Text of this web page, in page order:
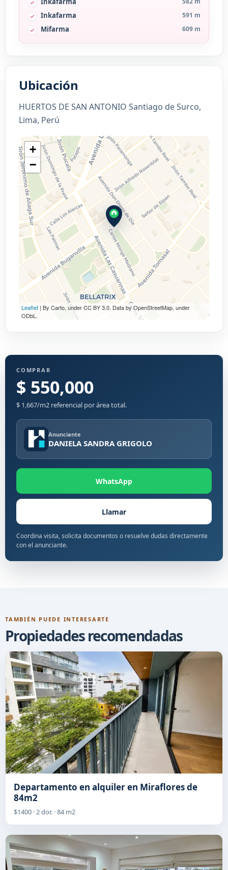
Inkafarma 591 m
Mifarma 609 m
Ubicación
HUERTOS DE SAN ANTONIO Santiago de Surco,
Lima, Perú
+
−
Leaflet | By Carto, under CC BY 3.0. Data by OpenStreetMap, under
ODbL.
COMPRAR
$ 550,000
$ 1,667/m2 referencial por área total.
Anunciante
DANIELA SANDRA GRIGOLO
WhatsApp
Llamar
Coordina visita, solicita documentos o resuelve dudas directamente
con el anunciante.
TAMBIÉN PUEDE INTERESARTE
Propiedades recomendadas
Departamento en alquiler en Miraflores de
84m2
$1400 · 2 dor. · 84 m2